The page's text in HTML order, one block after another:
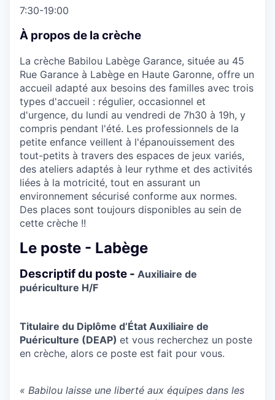
7:30-19:00
À propos de la crèche
La crèche Babilou Labège Garance, située au 45
Rue Garance à Labège en Haute Garonne, offre un
accueil adapté aux besoins des familles avec trois
types d'accueil : régulier, occasionnel et
d'urgence, du lundi au vendredi de 7h30 à 19h, y
compris pendant l'été. Les professionnels de la
petite enfance veillent à l'épanouissement des
tout-petits à travers des espaces de jeux variés,
des ateliers adaptés à leur rythme et des activités
liées à la motricité, tout en assurant un
environnement sécurisé conforme aux normes.
Des places sont toujours disponibles au sein de
cette crèche !!
Le poste - Labège
Descriptif du poste - Auxiliaire de
puériculture H/F
Titulaire du Diplôme d’État Auxiliaire de
Puériculture (DEAP) et vous recherchez un poste
en crèche, alors ce poste est fait pour vous.
« Babilou laisse une liberté aux équipes dans les